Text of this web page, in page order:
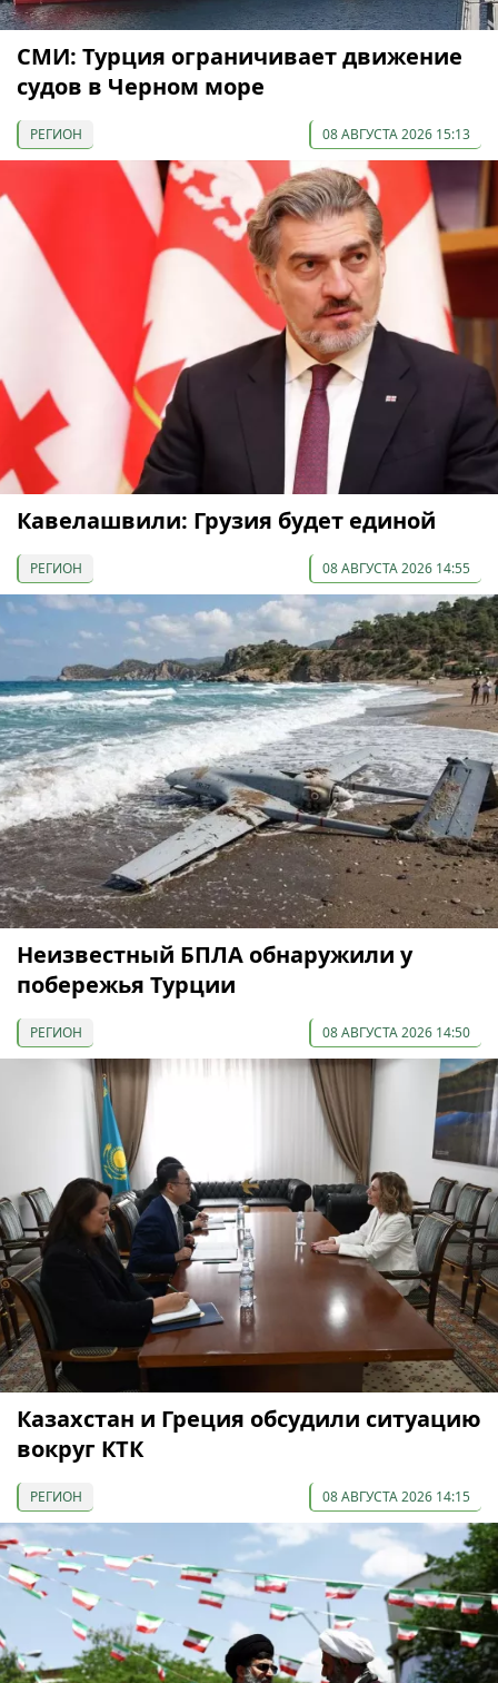
СМИ: Турция ограничивает движение
судов в Черном море
РЕГИОН 08 АВГУСТА 2026 15:13
Кавелашвили: Грузия будет единой
РЕГИОН 08 АВГУСТА 2026 14:55
Неизвестный БПЛА обнаружили у
побережья Турции
РЕГИОН 08 АВГУСТА 2026 14:50
Казахстан и Греция обсудили ситуацию
вокруг КТК
РЕГИОН 08 АВГУСТА 2026 14:15